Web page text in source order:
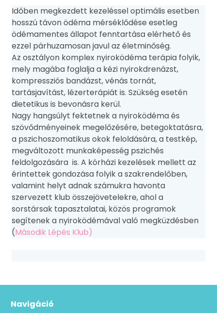
Időben megkezdett kezeléssel optimális esetben
hosszú távon ödéma mérséklődése esetleg
ödémamentes állapot fenntartása elérhető és
ezzel párhuzamosan javul az életminőség.
Az osztályon komplex nyiroködéma terápia folyik,
mely magába foglalja a kézi nyirokdrenázst,
kompressziós bandázst, vénás tornát,
tartásjavítást, lézerterápiát is. Szükség esetén
dietetikus is bevonásra kerül.
Nagy hangsúlyt fektetnek a nyiroködéma és
szövődményeinek megelőzésére, betegoktatásra,
a pszichoszomatikus okok feloldására, a testkép,
megváltozott munkaképesség pszichés
feldolgozására is. A kórházi kezelések mellett az
érintettek gondozása folyik a szakrendelőben,
valamint helyt adnak számukra havonta
szervezett klub összejövetelekre, ahol a
sorstársak tapasztalatai, közös programok
segítenek a nyiroködémával való megküzdésben
(Második Lépés Klub)
Navigáció